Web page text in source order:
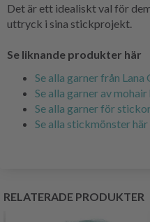
Det är ett idealiskt val för
uttryck i sina stickprojekt.
Se liknande produkter här
Se alla garner från Lana
Se alla garner av mohair
Se alla garner för
Se alla stickmönster här
RELATERADE PRODUKTER